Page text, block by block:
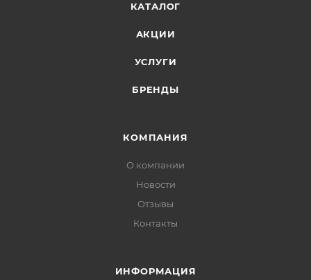
КАТАЛОГ
АКЦИИ
УСЛУГИ
БРЕНДЫ
КОМПАНИЯ
О компании
Новости
Отзывы
Контакты
ИНФОРМАЦИЯ